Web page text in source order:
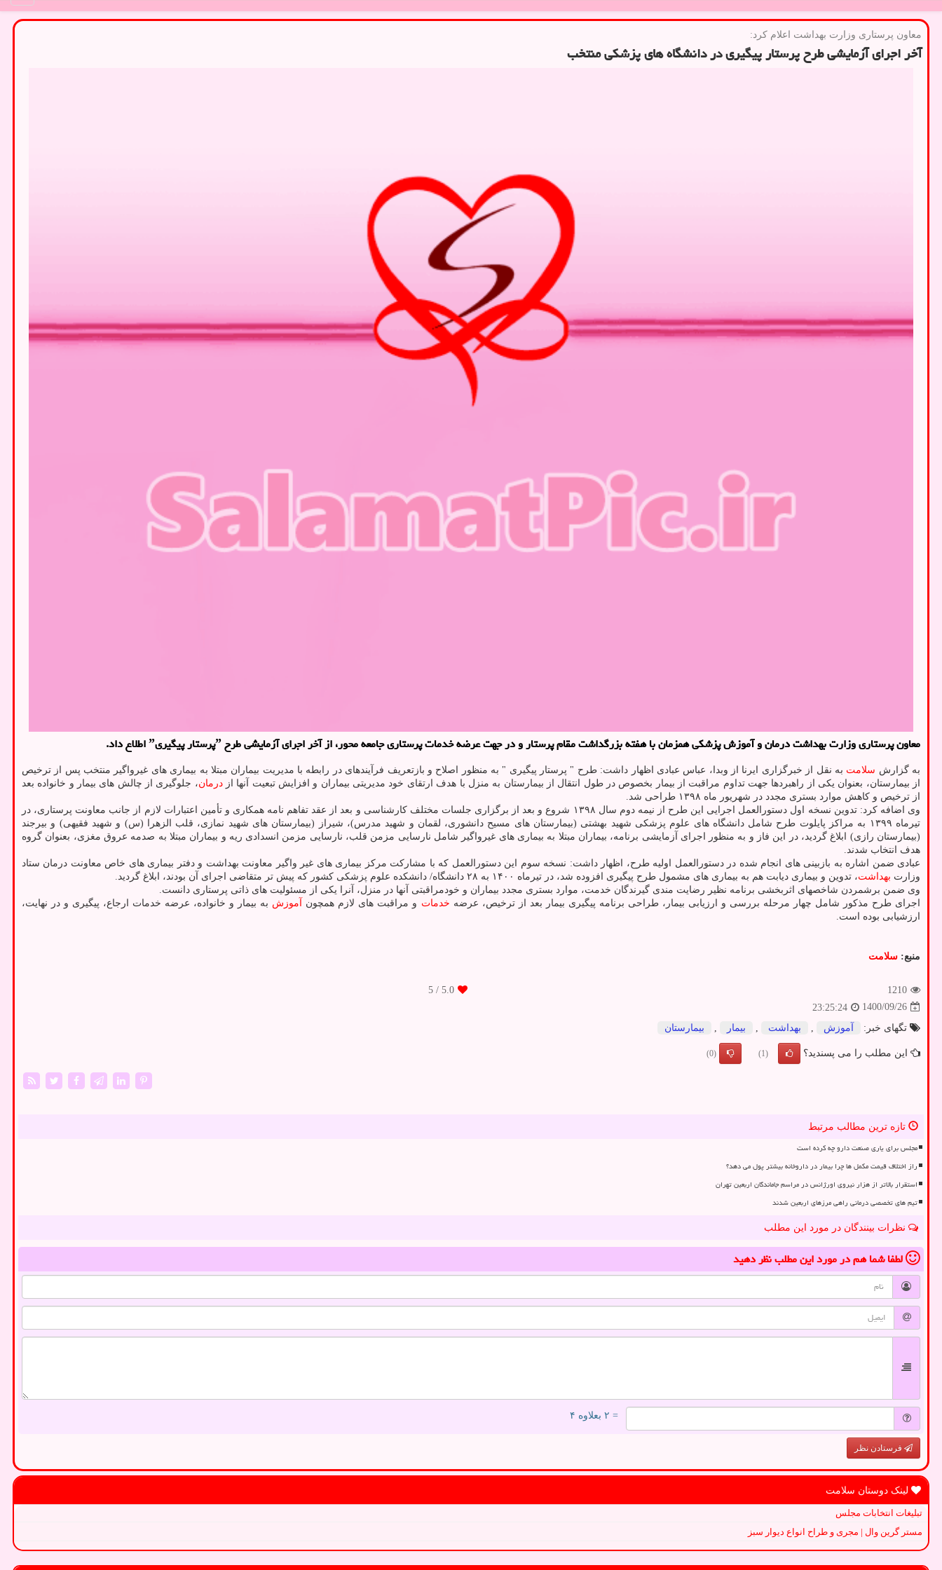
معاون پرستاری وزارت بهداشت اعلام كرد:
آخر اجرای آزمایشی طرح پرستار پیگیری در دانشگاه های پزشکی منتخب
معاون پرستاری وزارت بهداشت درمان و آموزش پزشکی همزمان با هفته بزرگداشت مقام پرستار و در جهت عرضه خدمات پرستاری جامعه محور، از آخر اجرای آزمایشی طرح ˮپرستار پیگیریˮ اطلاع داد.
به گزارش سلامت به نقل از خبرگزاری ایرنا از وبدا، عباس عبادی اظهار داشت: طرح " پرستار پیگیری " به منظور اصلاح و بازتعریف فرآیندهای در رابطه با مدیریت بیماران مبتلا به بیماری های غیرواگیر منتخب پس از ترخیص
از بیمارستان، بعنوان یکی از راهبردها جهت تداوم مراقبت از بیمار بخصوص در طول انتقال از بیمارستان به منزل با هدف ارتقای خود مدیریتی بیماران و افزایش تبعیت آنها ازدرمان، جلوگیری از چالش های بیمار و خانواده بعد
از ترخیص و کاهش موارد بستری مجدد در شهریور ماه ۱۳۹۸ طراحی شد.
وی اضافه کرد: تدوین نسخه اول دستورالعمل اجرایی این طرح از نیمه دوم سال ۱۳۹۸ شروع و بعد از برگزاری جلسات مختلف کارشناسی و بعد از عقد تفاهم نامه همکاری و تأمین اعتبارات لازم از جانب معاونت پرستاری، در
تیرماه ۱۳۹۹ به مراکز پایلوت طرح شامل دانشگاه های علوم پزشکی شهید بهشتی (بیمارستان های مسیح دانشوری، لقمان و شهید مدرس)، شیراز (بیمارستان های شهید نمازی، قلب الزهرا (س) و شهید فقیهی) و بیرجند
(بیمارستان رازی) ابلاغ گردید، در این فاز و به منظور اجرای آزمایشی برنامه، بیماران مبتلا به بیماری های غیرواگیر شامل نارسایی مزمن قلب، نارسایی مزمن انسدادی ریه و بیماران مبتلا به صدمه عروق مغزی، بعنوان گروه
هدف انتخاب شدند.
عبادی ضمن اشاره به بازبینی های انجام شده در دستورالعمل اولیه طرح، اظهار داشت: نسخه سوم این دستورالعمل که با مشارکت مرکز بیماری های غیر واگیر معاونت بهداشت و دفتر بیماری های خاص معاونت درمان ستاد
وزارت بهداشت، تدوین و بیماری دیابت هم به بیماری های مشمول طرح پیگیری افزوده شد، در تیرماه ۱۴۰۰ به ۲۸ دانشگاه/ دانشکده علوم پزشکی کشور که پیش تر متقاضی اجرای آن بودند، ابلاغ گردید.
وی ضمن برشمردن شاخصهای اثربخشی برنامه نظیر رضایت مندی گیرندگان خدمت، موارد بستری مجدد بیماران و خودمراقبتی آنها در منزل، آنرا یکی از مسئولیت های ذاتی پرستاری دانست.
اجرای طرح مذکور شامل چهار مرحله بررسی و ارزیابی بیمار، طراحی برنامه پیگیری بیمار بعد از ترخیص، عرضه خدمات و مراقبت های لازم همچون آموزش به بیمار و خانواده، عرضه خدمات ارجاع، پیگیری و در نهایت،
ارزشیابی بوده است.
منبع: سلامت
1210
5.0
/ 5
1400/09/26
23:25:24
تگهای خبر:
آموزش بهداشت بیمار بیمارستان
این مطلب را می پسندید؟ (1)
(0)
تازه ترین مطالب مرتبط
مجلس برای یاری صنعت دارو چه کرده است
راز اختلاف قیمت مکمل ها چرا بیمار در داروخانه بیشتر پول می دهد؟
استقرار بالاتر از هزار نیروی اورژانس در مراسم جاماندگان اربعین تهران
تیم های تخصصی درمانی راهی مرزهای اربعین شدند
نظرات بینندگان در مورد این مطلب
لطفا شما همدر مورد این مطلبنظر دهید
= ۲ بعلاوه ۴
فرستادن نظر
لینک دوستان سلامت
تبلیغات انتخابات مجلس
مستر گرین وال | مجری و طراح انواع دیوار سبز